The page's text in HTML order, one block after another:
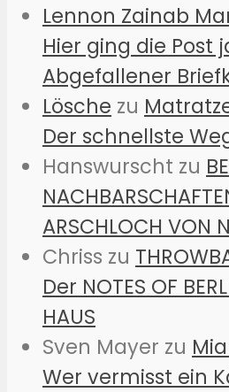
Lennon Zainab
Hier ging die Post
Abgefallener
Lösche zu
Der schnellste
Hanswurscht zu
ARSCHLOCH VON
Chriss zu
Der NOTES OF
HAUS
Sven Mayer zu
Wer vermisst ein